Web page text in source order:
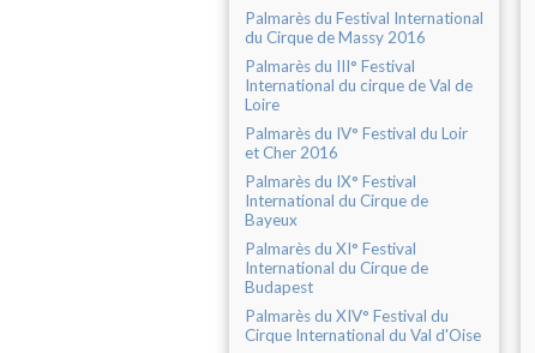
Palmarès du Festival International
du Cirque de Massy 2016
Palmarès du III° Festival
International du cirque de Val de
Loire
Palmarès du IV° Festival du Loir
et Cher 2016
Palmarès du IX° Festival
International du Cirque de
Bayeux
Palmarès du XI° Festival
International du Cirque de
Budapest
Palmarès du XIV° Festival du
Cirque International du Val d'Oise